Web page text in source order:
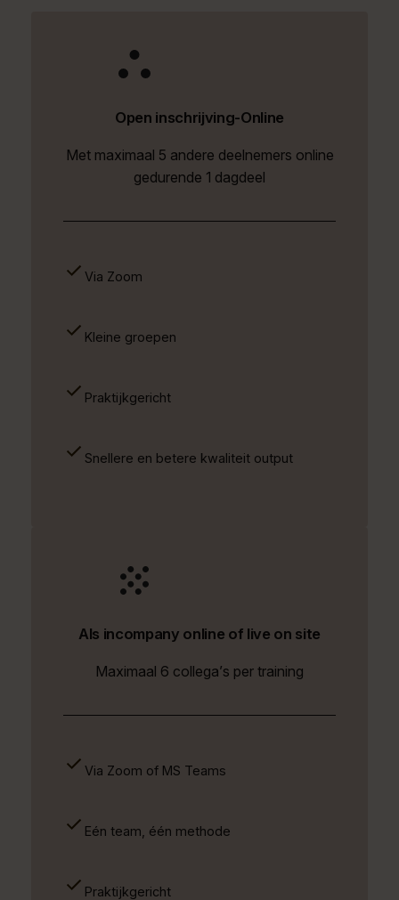
Open inschrijving-Online
Met maximaal 5 andere deelnemers online
gedurende 1 dagdeel
Via Zoom
Kleine groepen
Praktijkgericht
Snellere en betere kwaliteit output
Als incompany online of live on site
Maximaal 6 collega’s per training
Via Zoom of MS Teams
Eén team, één methode
Praktijkgericht